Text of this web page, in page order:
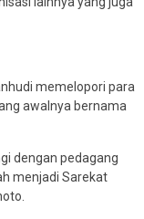
memelopori para
awalnya bernama
dengan pedagang
menjadi Sarekat